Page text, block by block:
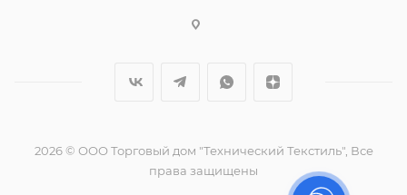
2026 © ООО Торговый дом "Технический Текстиль", Все
права защищены